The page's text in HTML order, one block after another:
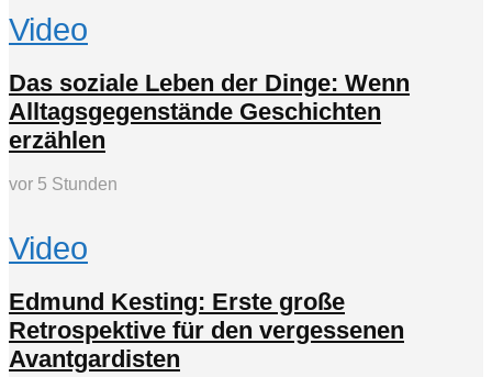
Video
Das soziale Leben der Dinge: Wenn
Alltagsgegenstände Geschichten
erzählen
vor 5 Stunden
Video
Edmund Kesting: Erste große
Retrospektive für den vergessenen
Avantgardisten